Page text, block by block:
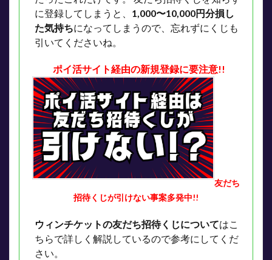
に登録してしまうと、 1,000〜10,000円分損し
た気持ちになってしまうので、忘れずにくじも
引いてくださいね。
ポイ活サイト経由の新規登録に要注意!!
友だち
招待くじが引けない事案多発中!!
ウィンチケットの友だち招待くじについてはこ
ちらで詳しく解説しているので参考にしてくだ
さい。